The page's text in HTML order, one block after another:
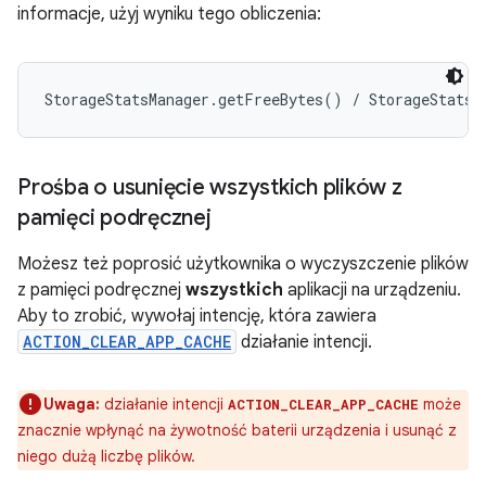
informacje, użyj wyniku tego obliczenia:
Prośba o usunięcie wszystkich plików z
pamięci podręcznej
Możesz też poprosić użytkownika o wyczyszczenie plików
z pamięci podręcznej wszystkich aplikacji na urządzeniu.
Aby to zrobić, wywołaj intencję, która zawiera
ACTION_CLEAR_APP_CACHE działanie intencji.
Uwaga: działanie intencji ACTION_CLEAR_APP_CACHE może
znacznie wpłynąć na żywotność baterii urządzenia i usunąć z
niego dużą liczbę plików.